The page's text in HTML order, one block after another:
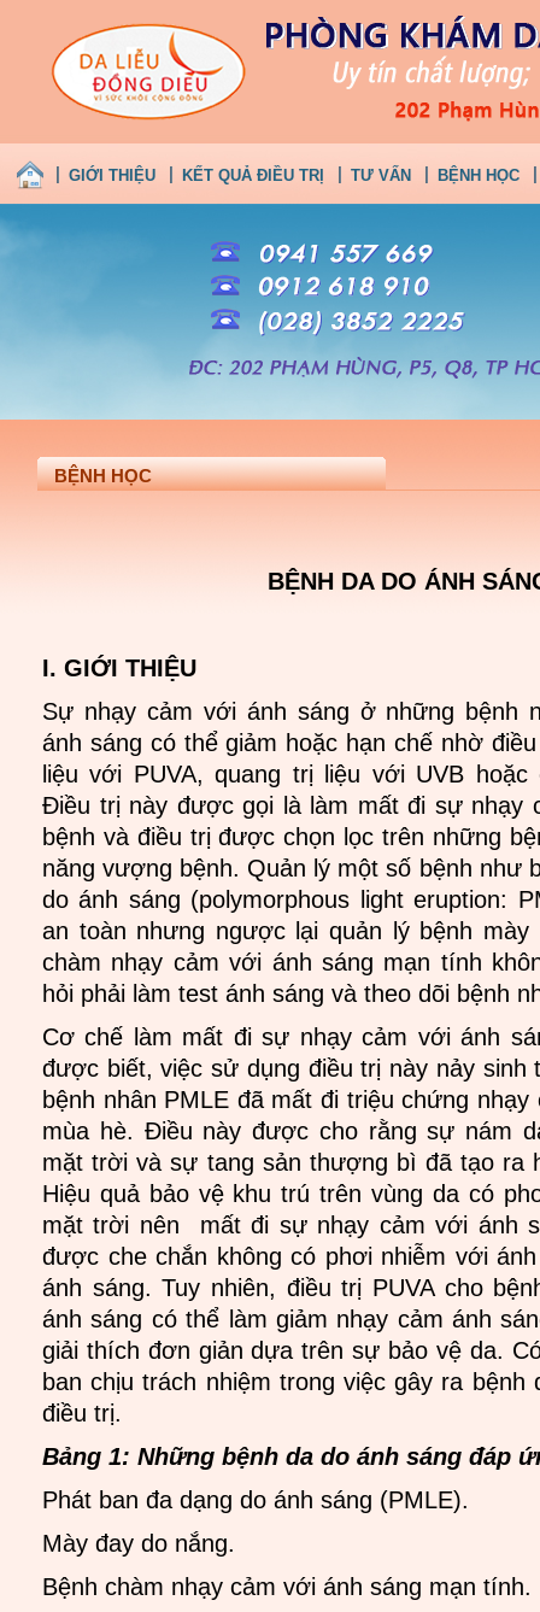
GIỚI THIỆU KẾT QUẢ ĐIỀU TRỊ TƯ VẤN BỆNH HỌC
BỆNH HỌC
BỆNH DA DO ÁNH
I. GIỚI THIỆU
Sự nhạy cảm với ánh sáng ở những bệnh
ánh sáng có thể giảm hoặc hạn chế nhờ
liệu với PUVA, quang trị liệu với UVB
Điều trị này được gọi là làm mất đi sự nhạy
bệnh và điều trị được chọn lọc trên những
năng vượng bệnh. Quản lý một số bệnh như
do ánh sáng (polymorphous light eruption:
an toàn nhưng ngược lại quản lý bệnh mày
chàm nhạy cảm với ánh sáng mạn tính
hỏi phải làm test ánh sáng và theo dõi bệnh
Cơ chế làm mất đi sự nhạy cảm với ánh
được biết, việc sử dụng điều trị này nảy
bệnh nhân PMLE đã mất đi triệu chứng
mùa hè. Điều này được cho rằng sự nám
mặt trời và sự tang sản thượng bì đã tạo ra
Hiệu quả bảo vệ khu trú trên vùng da có
mặt trời nên mất đi sự nhạy cảm với ánh
được che chắn không có phơi nhiễm với
ánh sáng. Tuy nhiên, điều trị PUVA cho
ánh sáng có thể làm giảm nhạy cảm ánh
giải thích đơn giản dựa trên sự bảo vệ da.
ban chịu trách nhiệm trong việc gây ra
điều trị.
Bảng 1: Những bệnh da do ánh sáng đáp
Phát ban đa dạng do ánh sáng (PMLE).
Mày đay do nắng.
Bệnh chàm nhạy cảm với ánh sáng mạn tính.